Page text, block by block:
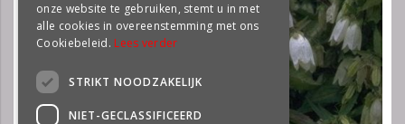
onze website te gebruiken, stemt u in met
alle cookies in overeenstemming met ons
Cookiebeleid. Lees verder
STRIKT NOODZAKELIJK
NIET-GECLASSIFICEERD